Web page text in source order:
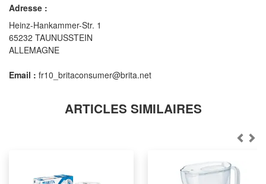
Adresse :
Heinz-Hankammer-Str. 1
65232 TAUNUSSTEIN
ALLEMAGNE
Email : fr10_britaconsumer@brita.net
ARTICLES SIMILAIRES